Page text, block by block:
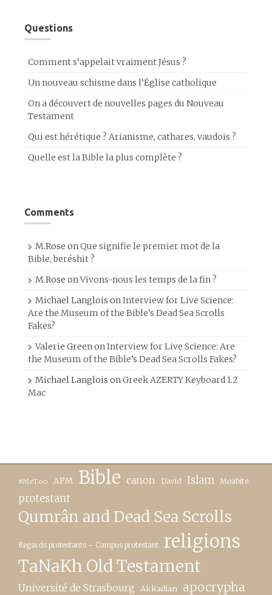
Questions
Comment s’appelait vraiment Jésus ?
Un nouveau schisme dans l’Église catholique
On a découvert de nouvelles pages du Nouveau
Testament
Qui est hérétique ? Arianisme, cathares, vaudois ?
Quelle est la Bible la plus complète ?
Comments
M.Rose onQue signifie le premier mot de la
Bible, beréshit ?
M.Rose onVivons-nous les temps de la fin ?
Michael Langlois onInterview for Live Science:
Are the Museum of the Bible’s Dead Sea Scrolls
Fakes?
Valerie GreenonInterview for Live Science: Are
the Museum of the Bible’s Dead Sea Scrolls Fakes?
Michael Langlois onGreek AZERTY Keyboard 1.2
Mac
#MeToo APM Bible canon David Islam Moabite
protestant
Qumrân and Dead Sea Scrolls
Regards protestants – Campus protestant religions
TaNaKh Old Testament
Université de Strasbourg Akkadian apocrypha